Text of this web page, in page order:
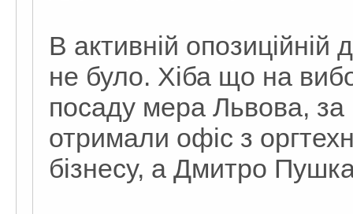
В активній опозиційній
не було. Хіба що на
посаду мера Львова,
отримали офіс з
бізнесу, а Дмитро